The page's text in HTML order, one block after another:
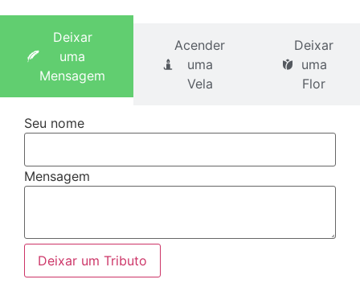
Deixar
uma
Mensagem
Acender
uma
Vela
Deixar
uma
Flor
Seu nome
Mensagem
Deixar um Tributo